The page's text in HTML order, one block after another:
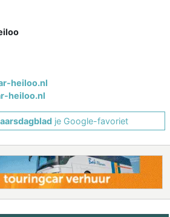
heiloo.nl
heiloo.nl
je Google-favoriet